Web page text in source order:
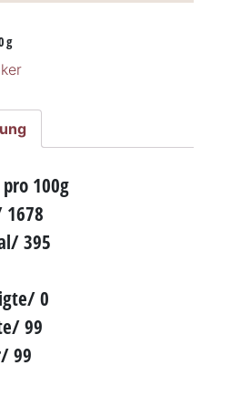
g
100g
1678
395
0
99
99